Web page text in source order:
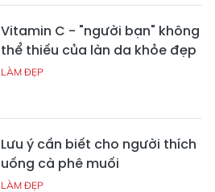
Vitamin C - "người bạn" không
thể thiếu của làn da khỏe đẹp
LÀM ĐẸP
Lưu ý cần biết cho người thích
uống cà phê muối
LÀM ĐẸP